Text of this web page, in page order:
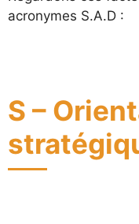
acronymes S.A.D :
S –